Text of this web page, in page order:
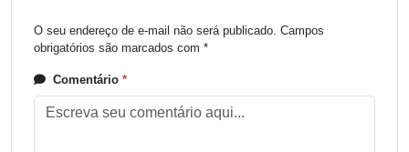
O seu endereço de e-mail não será publicado. Campos
obrigatórios são marcados com *
Comentário *